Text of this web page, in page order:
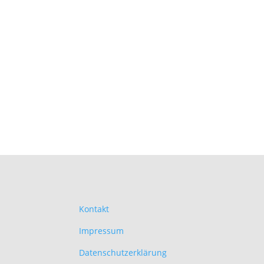
Kontakt
Impressum
Datenschutzerklärung